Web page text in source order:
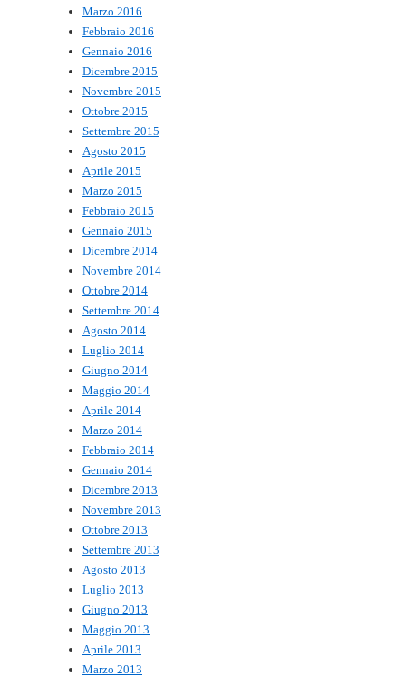
Marzo 2016
Febbraio 2016
Gennaio 2016
Dicembre 2015
Novembre 2015
Ottobre 2015
Settembre 2015
Agosto 2015
Aprile 2015
Marzo 2015
Febbraio 2015
Gennaio 2015
Dicembre 2014
Novembre 2014
Ottobre 2014
Settembre 2014
Agosto 2014
Luglio 2014
Giugno 2014
Maggio 2014
Aprile 2014
Marzo 2014
Febbraio 2014
Gennaio 2014
Dicembre 2013
Novembre 2013
Ottobre 2013
Settembre 2013
Agosto 2013
Luglio 2013
Giugno 2013
Maggio 2013
Aprile 2013
Marzo 2013